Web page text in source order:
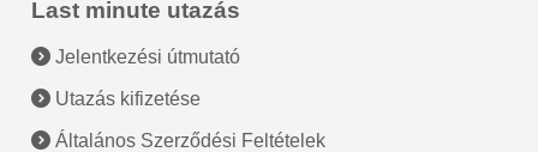
Last minute utazás
Jelentkezési útmutató
Utazás kifizetése
Általános Szerződési Feltételek